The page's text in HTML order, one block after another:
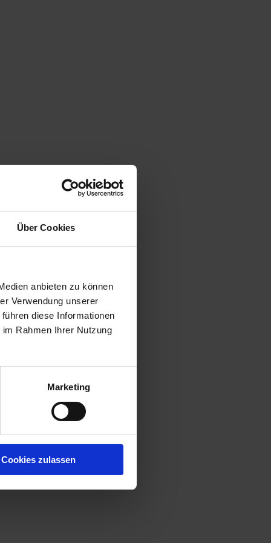
Über Cookies
anbieten zu können
Verwendung unserer
diese Informationen
Rahmen Ihrer Nutzung
Marketing
Cookies zulassen